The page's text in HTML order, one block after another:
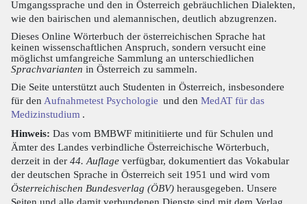
Umgangssprache und den in Österreich gebräuchlichen Dialekten,
wie den bairischen und alemannischen, deutlich abzugrenzen.
Dieses Online Wörterbuch der österreichischen Sprache hat
keinen wissenschaftlichen Anspruch, sondern versucht eine
möglichst umfangreiche Sammlung an unterschiedlichen
Sprachvarianten in Österreich zu sammeln.
Die Seite unterstützt auch Studenten in Österreich, insbesondere
für den Aufnahmetest Psychologie und den MedAT für das
Medizinstudium .
Hinweis: Das vom BMBWF mitinitiierte und für Schulen und
Ämter des Landes verbindliche Österreichische Wörterbuch,
derzeit in der 44. Auflage verfügbar, dokumentiert das Vokabular
der deutschen Sprache in Österreich seit 1951 und wird vom
Österreichischen Bundesverlag (ÖBV) herausgegeben. Unsere
Seiten und alle damit verbundenen Dienste sind mit dem Verlag